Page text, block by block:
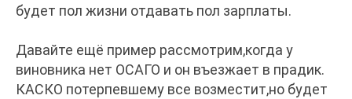
будет пол жизни отдавать пол зарплаты.
Давайте ещё пример рассмотрим,когда у
виновника нет ОСАГО и он въезжает в прадик.
КАСКО потерпевшему все возместит,но будет